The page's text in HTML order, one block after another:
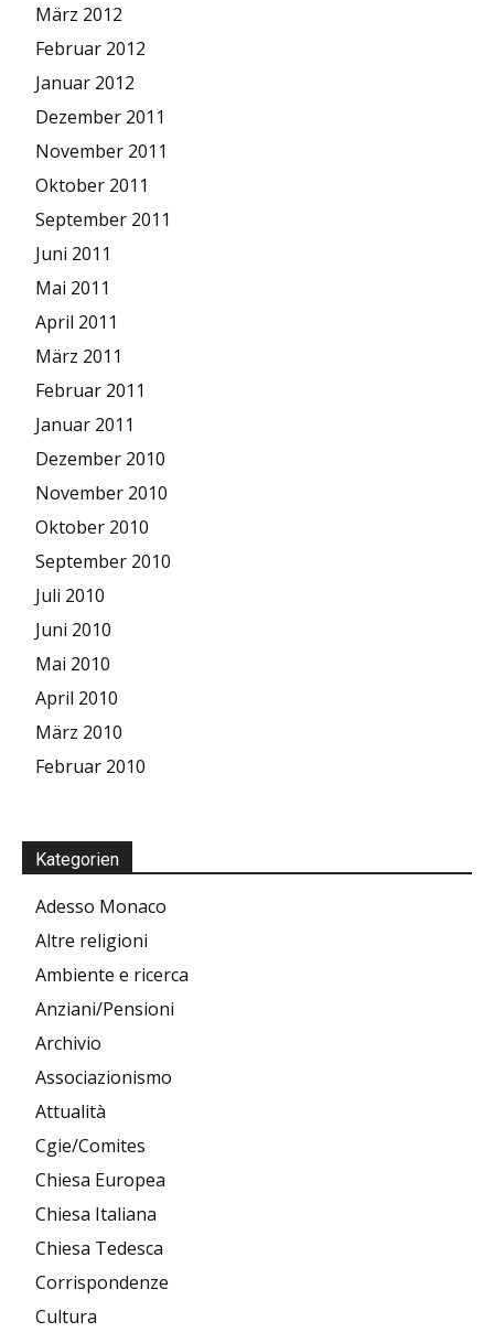
März 2012
Februar 2012
Januar 2012
Dezember 2011
November 2011
Oktober 2011
September 2011
Juni 2011
Mai 2011
April 2011
März 2011
Februar 2011
Januar 2011
Dezember 2010
November 2010
Oktober 2010
September 2010
Juli 2010
Juni 2010
Mai 2010
April 2010
März 2010
Februar 2010
Kategorien
Adesso Monaco
Altre religioni
Ambiente e ricerca
Anziani/Pensioni
Archivio
Associazionismo
Attualità
Cgie/Comites
Chiesa Europea
Chiesa Italiana
Chiesa Tedesca
Corrispondenze
Cultura